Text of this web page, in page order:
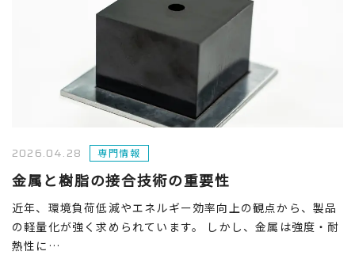
2026.04.28 専門情報
金属と樹脂の接合技術の重要性
近年、環境負荷低減やエネルギー効率向上の観点から、製品
の軽量化が強く求められています。 しかし、金属は強度・耐
熱性に…